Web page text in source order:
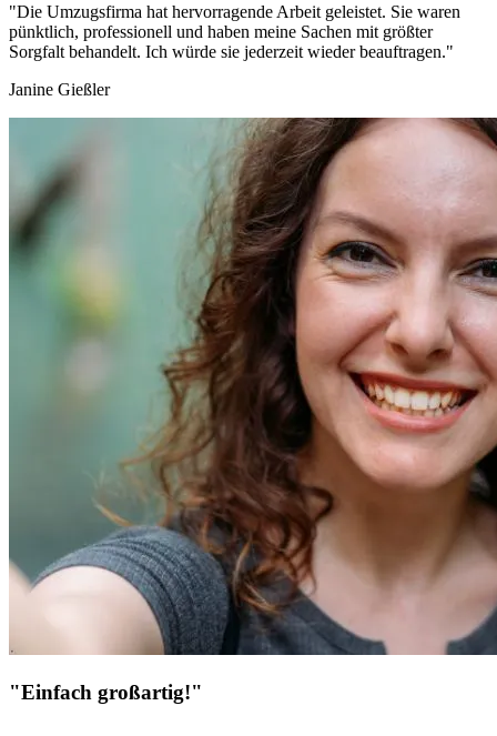
"Die Umzugsfirma hat hervorragende Arbeit geleistet. Sie waren
pünktlich, professionell und haben meine Sachen mit größter
Sorgfalt behandelt. Ich würde sie jederzeit wieder beauftragen."
Janine Gießler
"Einfach großartig!"